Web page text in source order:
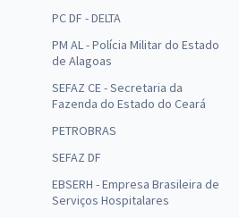
PC DF - DELTA
PM AL - Polícia Militar do Estado
de Alagoas
SEFAZ CE - Secretaria da
Fazenda do Estado do Ceará
PETROBRAS
SEFAZ DF
EBSERH - Empresa Brasileira de
Serviços Hospitalares